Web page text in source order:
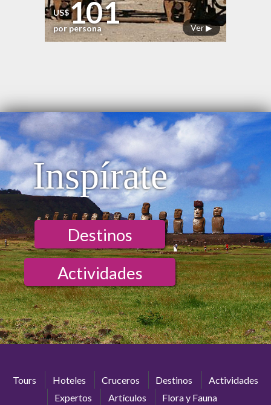
Ver ▶
US$101
por persona
Inspírate
Destinos
Actividades
Tours Hoteles Cruceros Destinos
Actividades
Expertos
Artículos Flora y Fauna